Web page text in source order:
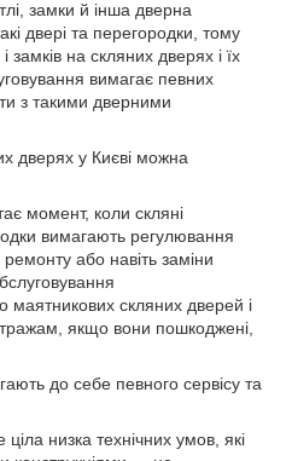
замки й інша дверна
двері та перегородки, тому
замків на скляних дверях і їх
вимагає певних
з такими дверними
дверях у Києві можна
момент, коли скляні
вимагають регулювання
ремонту або навіть заміни
маятникових скляних дверей і
якщо вони пошкоджені,
до себе певного сервісу та
низка технічних умов, які